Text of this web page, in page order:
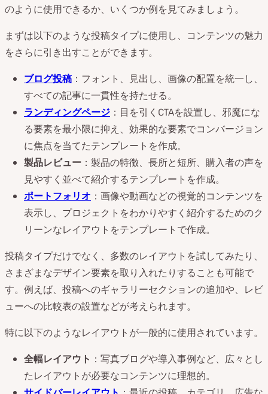
のように使用できるか、いくつか例を見てみましょう。
まずは以下のような投稿タイプに使用し、コンテンツの魅力
をさらに引き出すことができます。
ブログ投稿 ：フォント、見出し、画像の配置を統一し、
すべての記事に一貫性を持たせる。
ランディングページ ：目を引くCTAを設置し、邪魔にな
る要素を最小限に抑え、効果的な要素でコンバージョン
に焦点を当てたテンプレートを作成。
製品レビュー ：製品の特徴、長所と短所、購入者の声を
見やすく並べて紹介するテンプレートを作成。
ポートフォリオ ：画像や動画などの視覚的コンテンツを
表示し、プロジェクトをわかりやすく紹介するためのク
リーンなレイアウトをテンプレートで作成。
投稿タイプだけでなく、多数のレイアウトを試してみたり、
さまざまなデザイン要素を取り入れたりすることも可能で
す。例えば、投稿へのギャラリーセクションの追加や、レビ
ューへの比較表の設置などが考えられます。
特に以下のようなレイアウトが一般的に使用されています。
全幅レイアウト ：写真ブログや導入事例など、広々とし
たレイアウトが必要なコンテンツに理想的。